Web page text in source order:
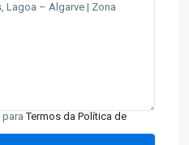
paraTermos da Política de